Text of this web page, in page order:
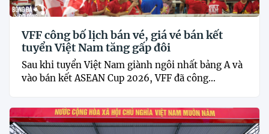
VFF công bố lịch bán vé, giá vé bán kết
tuyển Việt Nam tăng gấp đôi
Sau khi tuyển Việt Nam giành ngôi nhất bảng A và
vào bán kết ASEAN Cup 2026, VFF đã công...